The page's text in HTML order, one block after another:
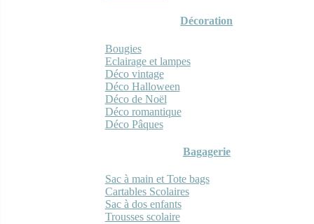
Décoration
Bougies
Eclairage et lampes
Déco vintage
Déco Halloween
Déco de Noël
Déco romantique
Déco Pâques
Bagagerie
Sac à main et Tote bags
Cartables Scolaires
Sac à dos enfants
Trousses scolaire